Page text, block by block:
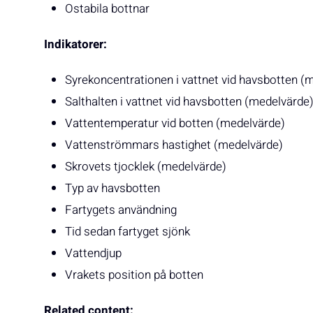
Ostabila bottnar
Indikatorer:
Syrekoncentrationen i vattnet vid havsbotten
Salthalten i vattnet vid havsbotten (medelvärde)
Vattentemperatur vid botten (medelvärde)
Vattenströmmars hastighet (medelvärde)
Skrovets tjocklek (medelvärde)
Typ av havsbotten
Fartygets användning
Tid sedan fartyget sjönk
Vattendjup
Vrakets position på botten